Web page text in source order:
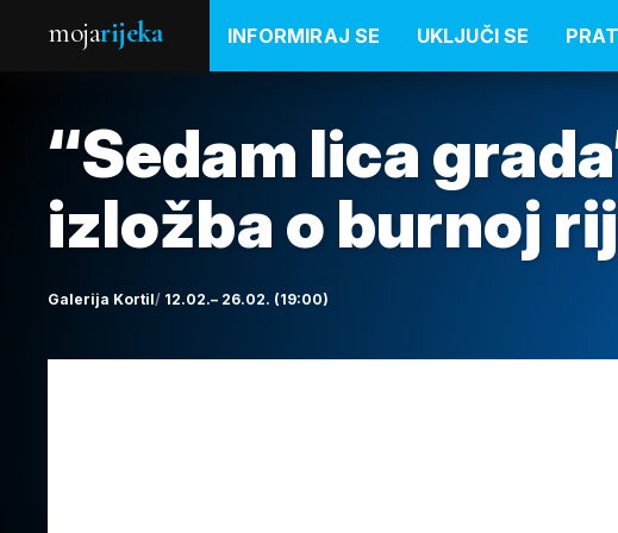
mojarijeka INFORMIRAJ SE UKLJUČI SE
“Sedam lica
izložba o burnoj
Galerija Kortil 12.02.– 26.02. (19:00)